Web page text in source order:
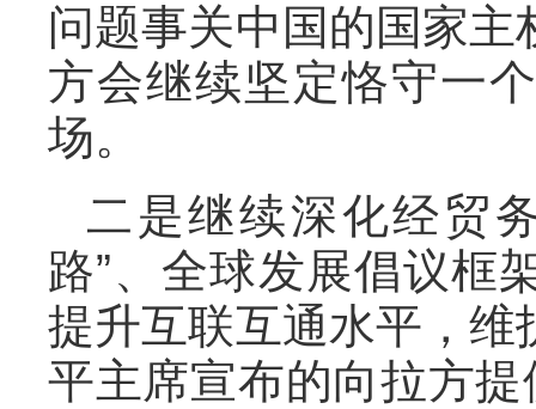
问题事关中国的国家
方会继续坚定恪守一
场。
二是继续深化经贸
路”、全球发展倡议框
提升互联互通水平，
平主席宣布的向拉方